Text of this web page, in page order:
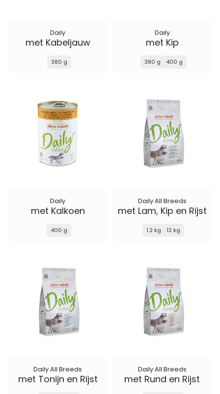
Daily
met Kabeljauw
380 g
Daily
met Kip
380 g 400 g
Daily
met Kalkoen
400 g
Daily All Breeds
met Lam, Kip en Rijst
1.2 kg 12 kg
Daily All Breeds
met Tonijn en Rijst
Daily All Breeds
met Rund en Rijst